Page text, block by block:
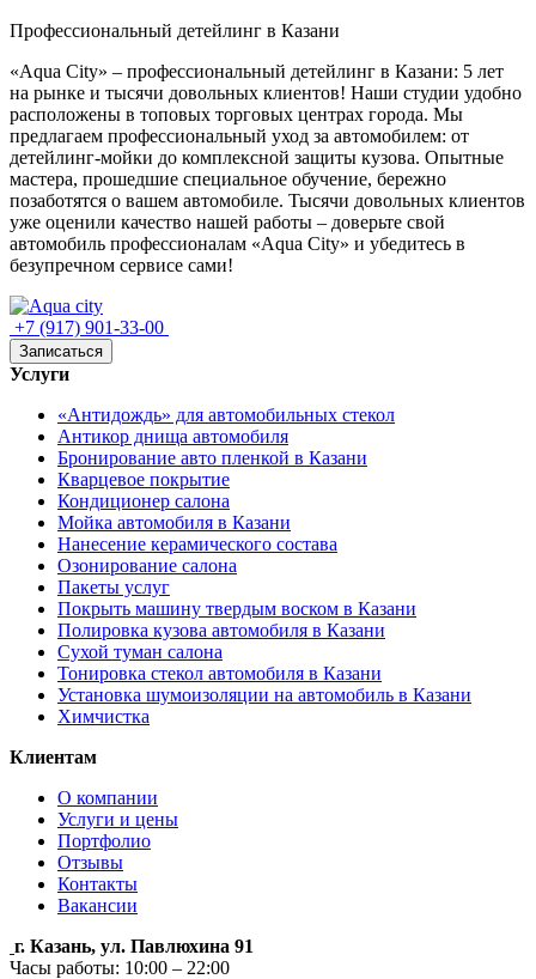
Профессиональный детейлинг в Казани
«Aqua City» – профессиональный детейлинг в Казани: 5 лет
на рынке и тысячи довольных клиентов! Наши студии удобно
расположены в топовых торговых центрах города. Мы
предлагаем профессиональный уход за автомобилем: от
детейлинг‑мойки до комплексной защиты кузова. Опытные
мастера, прошедшие специальное обучение, бережно
позаботятся о вашем автомобиле. Тысячи довольных клиентов
уже оценили качество нашей работы – доверьте свой
автомобиль профессионалам «Aqua City» и убедитесь в
безупречном сервисе сами!
+7 (917) 901-33-00
Записаться
Услуги
«Антидождь» для автомобильных стекол
Антикор днища автомобиля
Бронирование авто пленкой в Казани
Кварцевое покрытие
Кондиционер салона
Мойка автомобиля в Казани
Нанесение керамического состава
Озонирование салона
Пакеты услуг
Покрыть машину твердым воском в Казани
Полировка кузова автомобиля в Казани
Сухой туман салона
Тонировка стекол автомобиля в Казани
Установка шумоизоляции на автомобиль в Казани
Химчистка
Клиентам
О компании
Услуги и цены
Портфолио
Отзывы
Контакты
Вакансии
г. Казань, ул. Павлюхина 91
Часы работы: 10:00 – 22:00